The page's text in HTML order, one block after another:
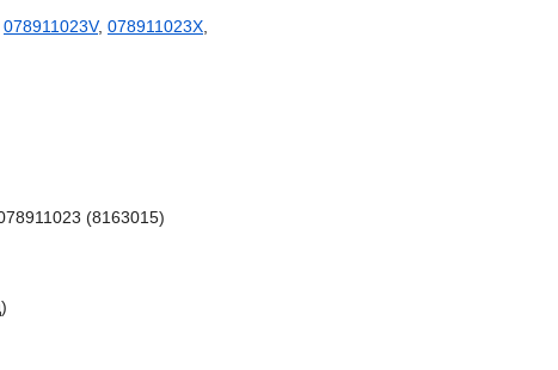
078911023V, 078911023X
(8163015)